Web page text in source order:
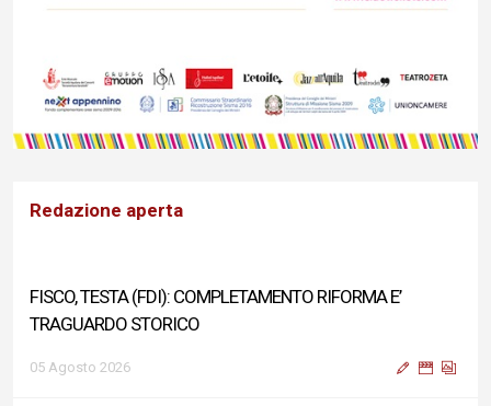
Redazione aperta
FISCO, TESTA (FDI): COMPLETAMENTO RIFORMA E’
TRAGUARDO STORICO
05 Agosto 2026